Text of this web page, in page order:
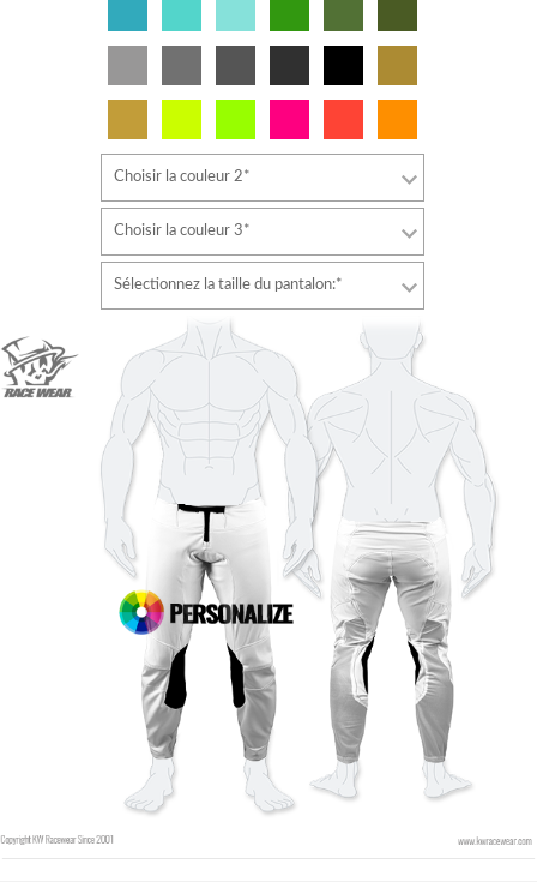
Choisir la couleur 2*
Choisir la couleur 3*
Sélectionnez la taille du pantalon:*